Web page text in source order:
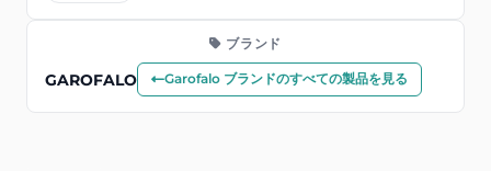
ブランド
GAROFALO Garofalo ブランドのすべての製品を見る